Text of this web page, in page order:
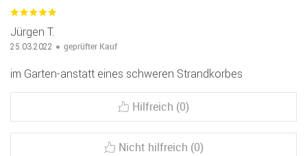
Jürgen T.
25.03.2022 geprüfter Kauf
im Garten-anstatt eines schweren Strandkorbes
Hilfreich (0)
Nicht hilfreich (0)